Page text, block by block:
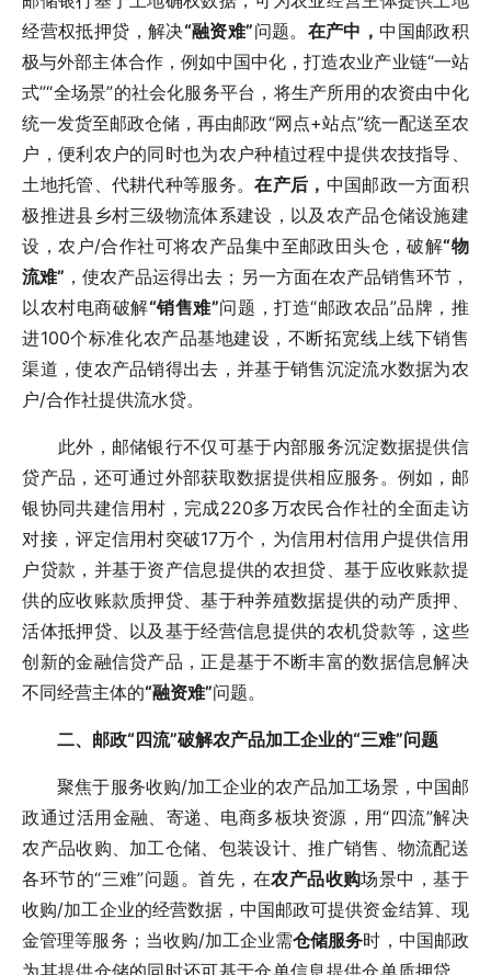
经营权抵押贷，解决“融资难”问题。 在产中，中国邮政积
极与外部主体合作，例如中国中化，打造农业产业链“一站
式”“全场景”的社会化服务平台，将生产所用的农资由中化
统一发货至邮政仓储，再由邮政“网点+站点”统一配送至农
户，便利农户的同时也为农户种植过程中提供农技指导、
土地托管、代耕代种等服务。在产后， 中国邮政一方面积
极推进县乡村三级物流体系建设，以及农产品仓储设施建
设，农户/合作社可将农产品集中至邮政田头仓，破解“物
流难” ，使农产品运得出去；另一方面在农产品销售环节，
以农村电商破解“销售难”问题，打造“邮政农品”品牌，推
进100个标准化农产品基地建设，不断拓宽线上线下销售
渠道，使农产品销得出去，并基于销售沉淀流水数据为农
户/合作社提供流水贷。
此外，邮储银行不仅可基于内部服务沉淀数据提供信
贷产品，还可通过外部获取数据提供相应服务。例如，邮
银协同共建信用村，完成220多万农民合作社的全面走访
对接，评定信用村突破17万个，为信用村信用户提供信用
户贷款，并基于资产信息提供的农担贷、基于应收账款提
供的应收账款质押贷、基于种养殖数据提供的动产质押、
活体抵押贷、以及基于经营信息提供的农机贷款等，这些
创新的金融信贷产品，正是基于不断丰富的数据信息解决
不同经营主体的“融资难”问题。
二、邮政“四流”破解农产品加工企业的“三难”问题
聚焦于服务收购/加工企业的农产品加工场景，中国邮
政通过活用金融、寄递、电商多板块资源，用“四流”解决
农产品收购、加工仓储、包装设计、推广销售、物流配送
各环节的“三难”问题。首先，在农产品收购场景中，基于
收购/加工企业的经营数据，中国邮政可提供资金结算、现
金管理等服务；当收购/加工企业需仓储服务时，中国邮政